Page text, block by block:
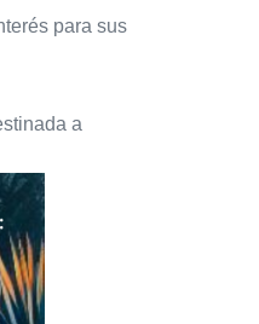
para sus
a